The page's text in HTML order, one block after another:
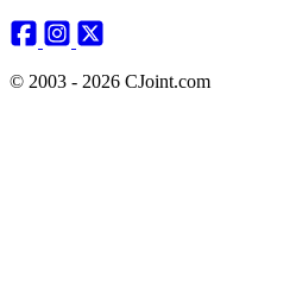
© 2003 - 2026 CJoint.com